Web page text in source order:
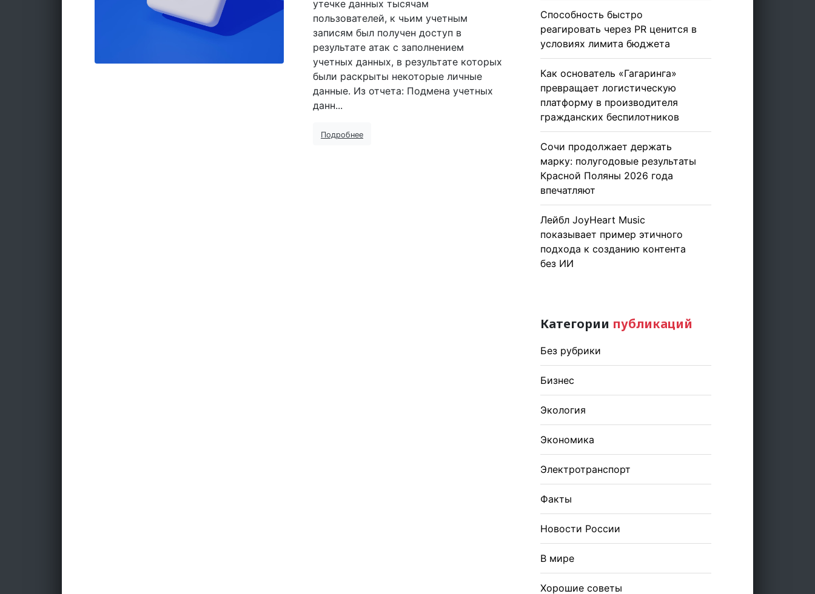
утечке данных тысячам
пользователей, к чьим учетным
записям был получен доступ в
результате атак с заполнением
учетных данных, в результате которых
были раскрыты некоторые личные
данные. Из отчета: Подмена учетных
данн...
Подробнее
Способность быстро
реагировать через PR ценится в
условиях лимита бюджета
Как основатель «Гагаринга»
превращает логистическую
платформу в производителя
гражданских беспилотников
Сочи продолжает держать
марку: полугодовые результаты
Красной Поляны 2026 года
впечатляют
Лейбл JoyHeart Music
показывает пример этичного
подхода к созданию контента
без ИИ
Категории публикаций
Без рубрики
Бизнес
Экология
Экономика
Электротранспорт
Факты
Новости России
В мире
Хорошие советы